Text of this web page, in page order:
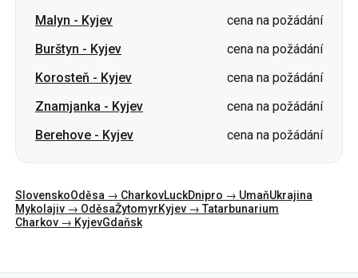
Malyn - Kyjev
cena na požádání
Burštyn - Kyjev
cena na požádání
Korosteň - Kyjev
cena na požádání
Znamjanka - Kyjev
cena na požádání
Berehove - Kyjev cena na požádání
SlovenskoOděsa → CharkovLuckDnipro → UmaňUkrajina
Mykolajiv → OděsaŽytomyrKyjev → Tatarbunarium
Charkov → KyjevGdaňsk